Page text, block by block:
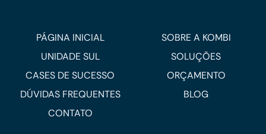
PÁGINA INICIAL
SOBRE A KOMBI
UNIDADE SUL
SOLUÇÕES
CASES DE SUCESSO
ORÇAMENTO
DÚVIDAS FREQUENTES
BLOG
CONTATO